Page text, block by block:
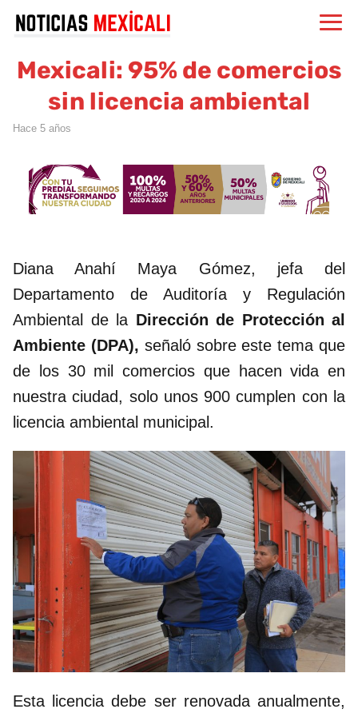
Mexicali: 95% de comercios
sin licencia ambiental
hace 5 años
Diana Anahí Maya Gómez, jefa del
Departamento de Auditoría y Regulación
Ambiental de la Dirección de Protección al
Ambiente (DPA), señaló sobre este tema que
de los 30 mil comercios que hacen vida en
nuestra ciudad, solo unos 900 cumplen con la
licencia ambiental municipal.
Esta licencia debe ser renovada anualmente,